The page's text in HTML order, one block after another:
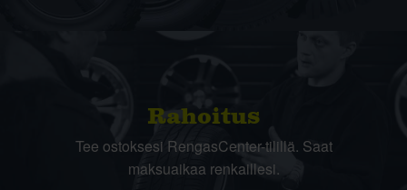
Rahoitus
Tee ostoksesi RengasCenter-tilillä. Saat
maksuaikaa renkaillesi.